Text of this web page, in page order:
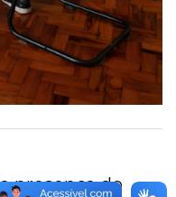
presença do